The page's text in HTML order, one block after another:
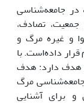
جامعه‌شناسی
جمعیت، تصادف،
و غیره مرگ و
داده‌است. با
هدف دارد: هدف
مرگ
و برای آشنایی